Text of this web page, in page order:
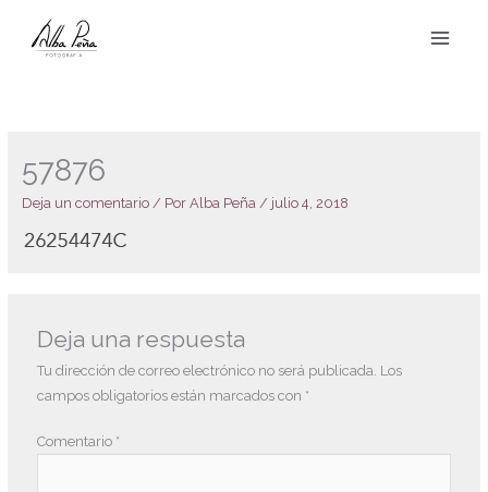
contenido
57876
Deja un comentario / Por Alba Peña / julio 4, 2018
Deja una respuesta
Tu dirección de correo electrónico no será publicada. Los
campos obligatorios están marcados con *
Comentario *